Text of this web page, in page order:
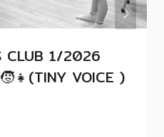
CLUB 1/2026
VOICE )